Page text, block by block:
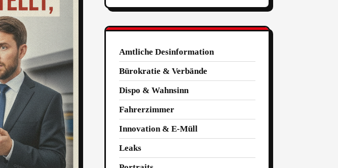
Amtliche Desinformation
Bürokratie & Verbände
Dispo & Wahnsinn
Fahrerzimmer
Innovation & E-Müll
Leaks